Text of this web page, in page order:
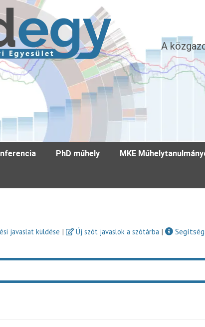
A
PhD műhely MKE
javaslat küldése | Új szót javaslok a szótárba |
Segítség